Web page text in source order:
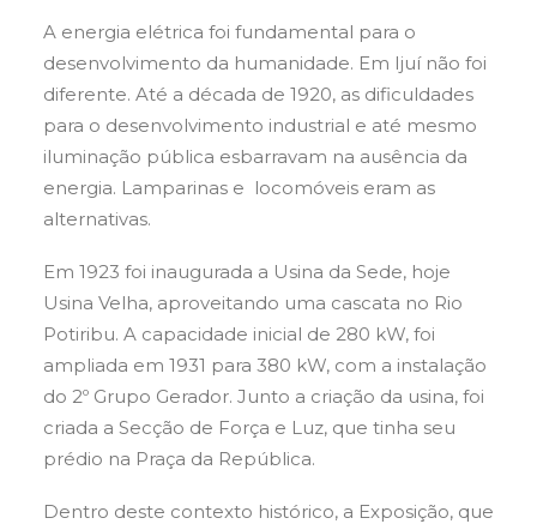
A energia elétrica foi fundamental para o
desenvolvimento da humanidade. Em Ijuí não foi
diferente. Até a década de 1920, as dificuldades
para o desenvolvimento industrial e até mesmo
iluminação pública esbarravam na ausência da
energia. Lamparinas e locomóveis eram as
alternativas.
Em 1923 foi inaugurada a Usina da Sede, hoje
Usina Velha, aproveitando uma cascata no Rio
Potiribu. A capacidade inicial de 280 kW, foi
ampliada em 1931 para 380 kW, com a instalação
do 2º Grupo Gerador. Junto a criação da usina, foi
criada a Secção de Força e Luz, que tinha seu
prédio na Praça da República.
Dentro deste contexto histórico, a Exposição, que